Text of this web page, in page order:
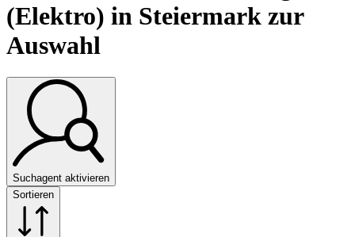
(Elektro) in Steiermark zur
Auswahl
Suchagent aktivieren
Sortieren